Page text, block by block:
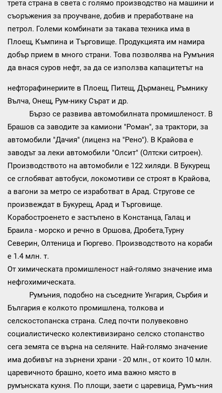
трета страна в света с голямо производство на машини и
съоръжения за проучване, добив и преработване на
петрол. Големи комбинати за такава техника има в
Плоещ, Къмпина и Търговище. Продукцията им намира
добър прием в много страни. Това позволява на Румъния
да внася суров нефт, за да се използва капацитетът на
нефторафинериите в Плоещ, Питещ, Дърманец, Ръмнику
Вълча, Онещ, Рум-нику Сърат и др.
Бързо се развива автомобилната промишленост. В
Брашов са заводите за камиони "Роман", за трактори, за
автомобили "Дачия" (лиценз на "Рено"). В Крайова е
заводът за леки автомобили "Олсит" (Олтски ситроен).
Производството на автомобили е 122 хиляди. В Букурещ
се сглобяват автобуси, локомотиви се строят в Крайова,
а вагони за метро се изработват в Арад. Стругове се
произвеждат в Букурещ, Арад и Търговище.
Корабостроенето е застъпено в Констанца, Галац и
Браила - морско и речно в Оршова, Дробета,Турну
Северин, Олтеница и Гюргево. Производството на кораби
е 1.4 млн. т.
От химическата промишленост най-голямо значение има
нефгохимическата.
Румъния, подобно на съседните Унгария, Сърбия и
България е колкото промишлена, толкова и
селскостопанска страна. След почти полувековно
социалистическо колективизирано селско стопанство
сега земята се върна на селяните. Най-голямо значение
има добивът на зърнени храни - 20 млн., от които 10 млн.
царевичното брашно, което има важно място в
румънската кухня. По площи, заети с царевица, Румъ¬ния